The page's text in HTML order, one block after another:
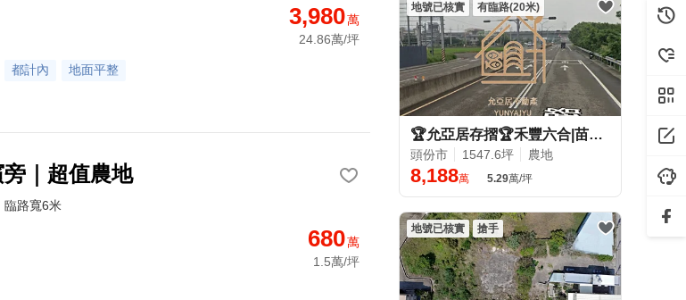
都計內 地面平整
3,980萬
24.86萬/坪
｜超值農地
臨路寬6米
680萬
1.5萬/坪
🏆允亞居存摺🏆禾豐六合|苗栗頭份增值都內農地
頭份市 1547.6坪 農地
8,188萬 5.29萬/坪
地號已核實 有臨路(20米)
地號已核實 搶手